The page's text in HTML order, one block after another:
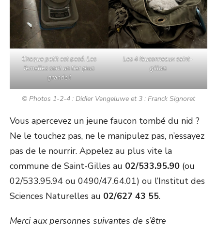
Chaque petit est pesé. Les
femelles sont un tier plus
grande !
Les 4 fauconneaux saint-
gillois
© Photos 1-2-4 : Didier Vangeluwe et 3 : Franck Signoret
Vous apercevez un jeune faucon tombé du nid ?
Ne le touchez pas, ne le manipulez pas, n’essayez
pas de le nourrir. Appelez au plus vite la
commune de Saint-Gilles au 02/533.95.90 (ou
02/533.95.94 ou 0490/47.64.01) ou l’Institut des
Sciences Naturelles au 02/627 43 55.
Merci aux personnes suivantes de s’être